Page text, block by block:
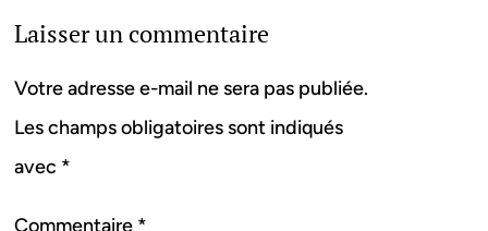
Laisser un commentaire
Votre adresse e-mail ne sera pas publiée.
Les champs obligatoires sont indiqués
avec *
Commentaire *